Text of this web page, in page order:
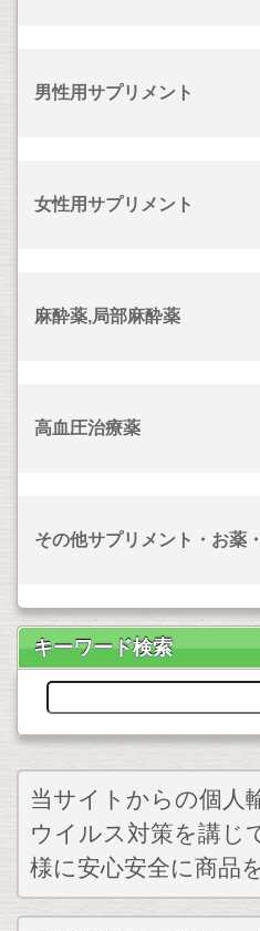
男性用サプリメント
女性用サプリメント
麻酔薬,局部麻酔薬
高血圧治療薬
その他サプリメント・お薬
キーワード検索
当サイトからの個人
ウイルス対策を講じ
様に安心安全に商品